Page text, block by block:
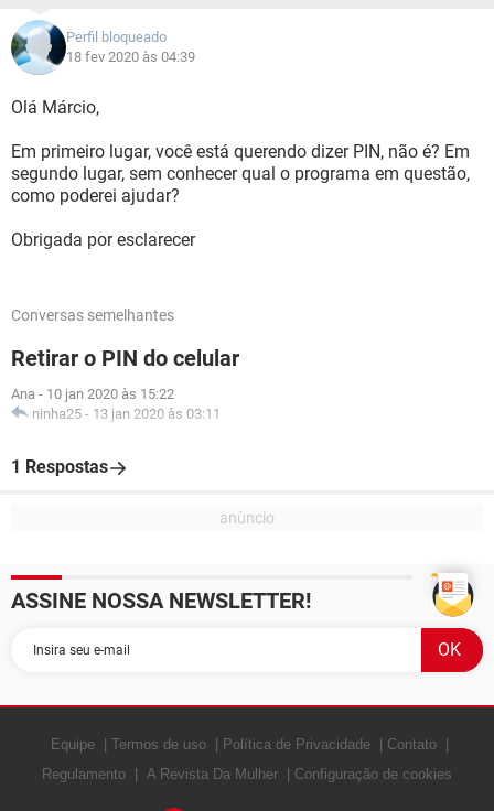
Perfil bloqueado
18 fev 2020 às 04:39
Olá Márcio,
Em primeiro lugar, você está querendo dizer PIN, não é? Em
segundo lugar, sem conhecer qual o programa em questão,
como poderei ajudar?
Obrigada por esclarecer
Conversas semelhantes
Retirar o PIN do celular
Ana - 10 jan 2020 às 15:22
ninha25 - 13 jan 2020 às 03:11
1 Respostas
ASSINE NOSSA NEWSLETTER!
Equipe Termos de uso Política de Privacidade
Contato
Regulamento
A Revista Da Mulher Configuração de cookies